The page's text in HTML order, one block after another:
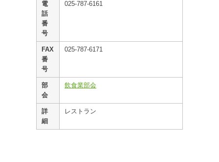
電
話
番
号
025-787-6161
FAX
番
号
025-787-6171
部
会
飲食業部会
詳
細
レストラン